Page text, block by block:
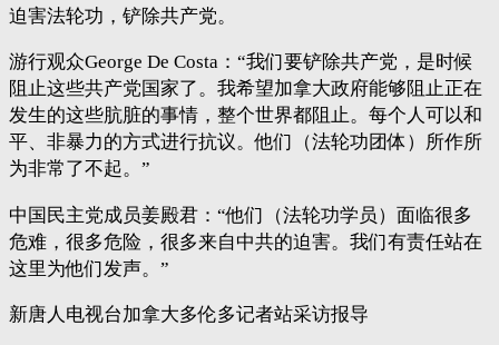
迫害法轮功，铲除共产党。
游行观众George De Costa：“我们要铲除共产党，是时候
阻止这些共产党国家了。我希望加拿大政府能够阻止正在
发生的这些肮脏的事情，整个世界都阻止。每个人可以和
平、非暴力的方式进行抗议。他们（法轮功团体）所作所
为非常了不起。”
中国民主党成员姜殿君：“他们（法轮功学员）面临很多
危难，很多危险，很多来自中共的迫害。我们有责任站在
这里为他们发声。”
新唐人电视台加拿大多伦多记者站采访报导